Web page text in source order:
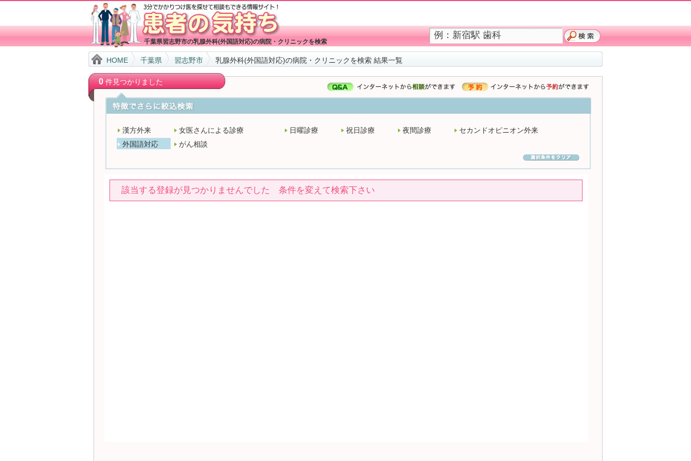
千葉県習志野市の乳腺外科(外国語対応)の病院・クリニックを検索
HOME 千葉県 習志野市 乳腺外科(外国語対応)の病院・クリニックを検索 結果一覧
0件見つかりました
漢方外来 女医さんによる診療 日曜診療 祝日診療 夜間診療
セカンドオピニオン外来
外国語対応
がん相談
該当する登録が見つかりませんでした 条件を変えて検索下さい